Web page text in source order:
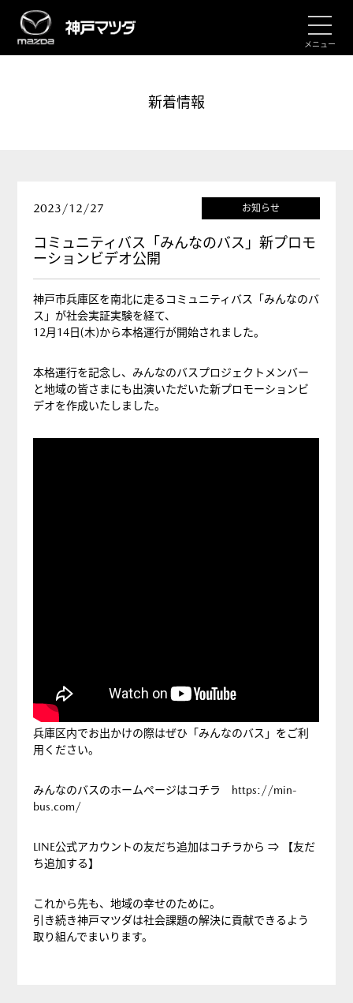
メニュー
新着情報
2023/12/27 お知らせ
コミュニティバス「みんなのバス」新プロモ
ーションビデオ公開
神戸市兵庫区を南北に走るコミュニティバス「みんなのバ
ス」が社会実証実験を経て、
12月14日(木)から本格運行が開始されました。
本格運行を記念し、みんなのバスプロジェクトメンバー
と地域の皆さまにも出演いただいた新プロモーションビ
デオを作成いたしました。
兵庫区内でお出かけの際はぜひ「みんなのバス」をご利
用ください。
みんなのバスのホームページはコチラ
https://min-
bus.com/
LINE公式アカウントの友だち追加はコチラから ⇒
【友だ
ち追加する】
これから先も、地域の幸せのために。
引き続き神戸マツダは社会課題の解決に貢献できるよう
取り組んでまいります。